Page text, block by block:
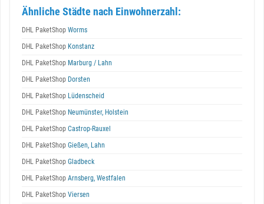
Ähnliche Städte nach Einwohnerzahl:
DHL PaketShop Worms
DHL PaketShop Konstanz
DHL PaketShop Marburg / Lahn
DHL PaketShop Dorsten
DHL PaketShop Lüdenscheid
DHL PaketShop Neumünster, Holstein
DHL PaketShop Castrop-Rauxel
DHL PaketShop Gießen, Lahn
DHL PaketShop Gladbeck
DHL PaketShop Arnsberg, Westfalen
DHL PaketShop Viersen